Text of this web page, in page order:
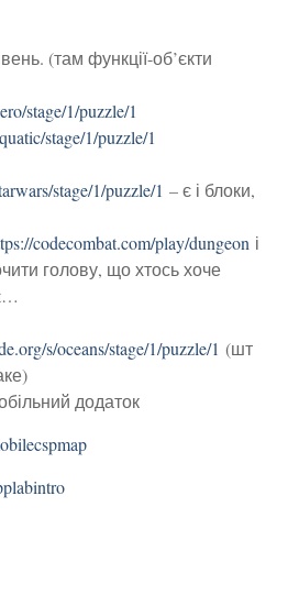
(там функції-об’єкти
stage/1/puzzle/1
stage/1/puzzle/1
stage/1/puzzle/1 – є і блоки,
codecombat.com/play/dungeon і
голову, що хтось хоче
s/oceans/stage/1/puzzle/1 (шт
додаток